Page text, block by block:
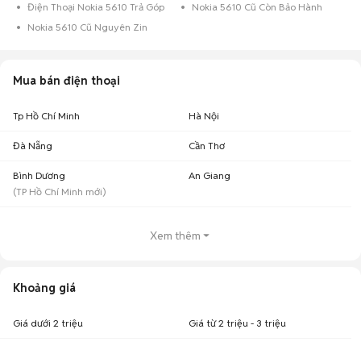
Điện Thoại Nokia 5610 Trả Góp
Nokia 5610 Cũ Còn Bảo Hành
Nokia 5610 Cũ Nguyên Zin
Mua bán điện thoại
Tp Hồ Chí Minh Hà Nội
Đà Nẵng Cần Thơ
Bình Dương
(TP Hồ Chí Minh mới)
An Giang
Xem thêm
Khoảng giá
Giá dưới 2 triệu Giá từ 2 triệu - 3 triệu